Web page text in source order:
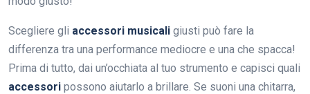
Scegliere gli accessori musicali giusti può fare la
differenza tra una performance mediocre e una che spacca!
Prima di tutto, dai un’occhiata al tuo strumento e capisci quali
accessori possono aiutarlo a brillare. Se suoni una chitarra,